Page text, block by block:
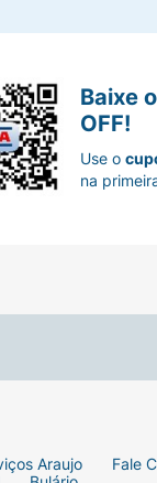
Araujo
Fale
Baixe
OFF!
Use o
na